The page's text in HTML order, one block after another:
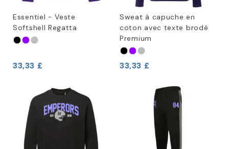
Essentiel - Veste
Softshell Regatta
33,33 £
Sweat à capuche en
coton avec texte brodé
Premium
33,33 £